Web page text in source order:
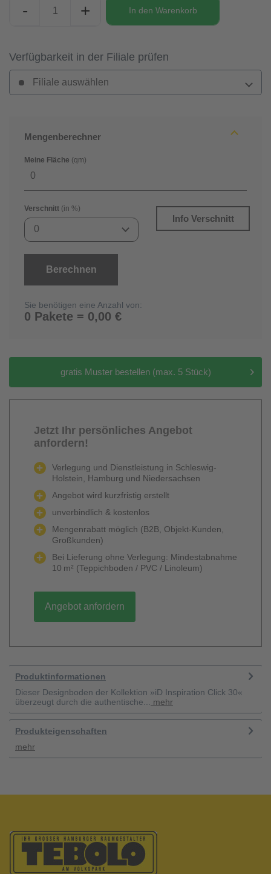
- + In den Warenkorb
Verfügbarkeit in der Filiale prüfen
Filiale auswählen
Mengenberechner
Meine Fläche (qm)
Verschnitt (in %)
0
Info Verschnitt
Berechnen
Sie benötigen eine Anzahl von:
0 Pakete = 0,00 €
gratis Muster bestellen (max. 5 Stück)
Jetzt Ihr persönliches Angebot
anfordern!
Verlegung und Dienstleistung in Schleswig-
Holstein, Hamburg und Niedersachsen
Angebot wird kurzfristig erstellt
unverbindlich & kostenlos
Mengenrabatt möglich (B2B, Objekt-Kunden,
Großkunden)
Bei Lieferung ohne Verlegung: Mindestabnahme
10 m² (Teppichboden / PVC / Linoleum)
Angebot anfordern
Produktinformationen
Dieser Designboden der Kollektion »iD Inspiration Click 30«
überzeugt durch die authentische...
mehr
Produkteigenschaften
mehr